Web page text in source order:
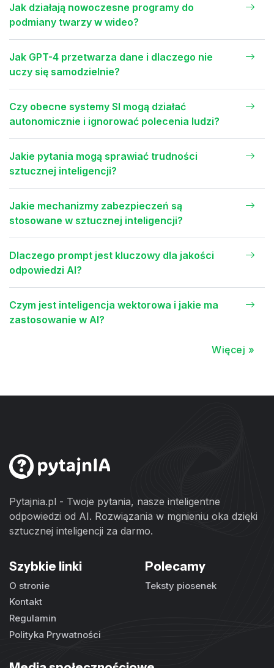
Jak działają nowoczesne programy do
podmiany twarzy w wideo?
Jak GPT-4 przetwarza dane i dlaczego nie
uczy się samodzielnie?
Czy obecne systemy SI mogą działać
autonomicznie i ignorować polecenia ludzi?
Jakie pytania mogą sprawiać trudności
sztucznej inteligencji?
Jakie mechanizmy zabezpieczeń są
stosowane w sztucznej inteligencji?
Dlaczego prompt jest kluczowy dla jakości
odpowiedzi AI?
Czym jest inteligencja wektorowa i jakie ma
zastosowanie w AI?
Więcej »
Pytajnia.pl - Twoje pytania, nasze inteligentne
odpowiedzi od AI. Rozwiązania w mgnieniu oka dzięki
sztucznej inteligencji za darmo.
Szybkie linki
O stronie
Kontakt
Regulamin
Polityka Prywatności
Polecamy
Teksty piosenek